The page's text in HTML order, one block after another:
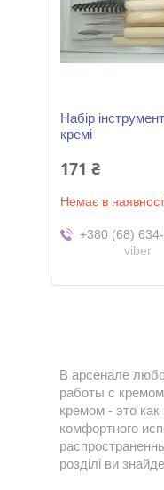
Набір
кремі
171 ₴
Немає в
+380 (68)
viber
В арсенале
работы с
кремом - это
комфортного
розділі ви